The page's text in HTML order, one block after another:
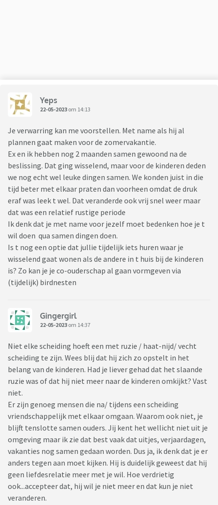
Yeps
22-05-2023 om 14:13
Je verwarring kan me voorstellen. Met name als hij al
plannen gaat maken voor de zomervakantie.
Ex en ik hebben nog 2 maanden samen gewoond na de
beslissing. Dat ging wisselend, maar voor de kinderen deden
we nog echt wel leuke dingen samen. We konden juist in die
tijd beter met elkaar praten dan voorheen omdat de druk
eraf was leek t wel. Dat veranderde ook vrij snel weer maar
dat was een relatief rustige periode
Ik denk dat je met name voor jezelf moet bedenken hoe je t
wil doen qua samen dingen doen.
Is t nog een optie dat jullie tijdelijk iets huren waar je
wisselend gaat wonen als de andere in t huis bij de kinderen
is? Zo kan je je co-ouderschap al gaan vormgeven via
(tijdelijk) birdnesten
Gingergirl
22-05-2023 om 14:37
Niet elke scheiding hoeft een met ruzie / haat-nijd/ vecht
scheiding te zijn. Wees blij dat hij zich zo opstelt in het
belang van de kinderen. Had je liever gehad dat het slaande
ruzie was of dat hij niet meer naar de kinderen omkijkt? Vast
niet.
Er zijn genoeg mensen die na/ tijdens een scheiding
vriendschappelijk met elkaar omgaan. Waarom ook niet, je
blijft tenslotte samen ouders. Jij kent het wellicht niet uit je
omgeving maar ik zie dat best vaak dat uitjes, verjaardagen,
vakanties nog samen gedaan worden. Dus ja, ik denk dat je er
anders tegen aan moet kijken. Hij is duidelijk geweest dat hij
geen liefdesrelatie meer met je wil. Hoe verdrietig
ook...accepteer dat, hij wil je niet meer en dat kun je niet
veranderen.